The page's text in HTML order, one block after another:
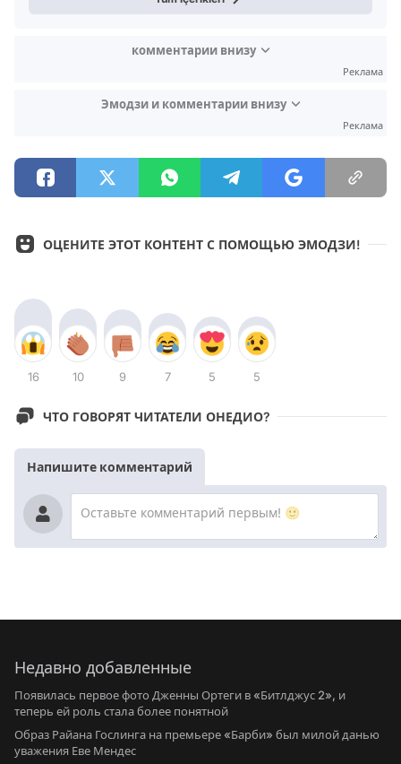
комментарии внизу
Реклама
Эмодзи и комментарии внизу
Реклама
ОЦЕНИТЕ ЭТОТ КОНТЕНТ С ПОМОЩЬЮ ЭМОДЗИ!
16 10 9 7 5 5
ЧТО ГОВОРЯТ ЧИТАТЕЛИ ОНЕДИО?
Напишите комментарий
Недавно добавленные
Появилась первое фото Дженны Ортеги в «Битлджус 2», и
теперь ей роль стала более понятной
Образ Райана Гослинга на премьере «Барби» был милой данью
уважения Еве Мендес